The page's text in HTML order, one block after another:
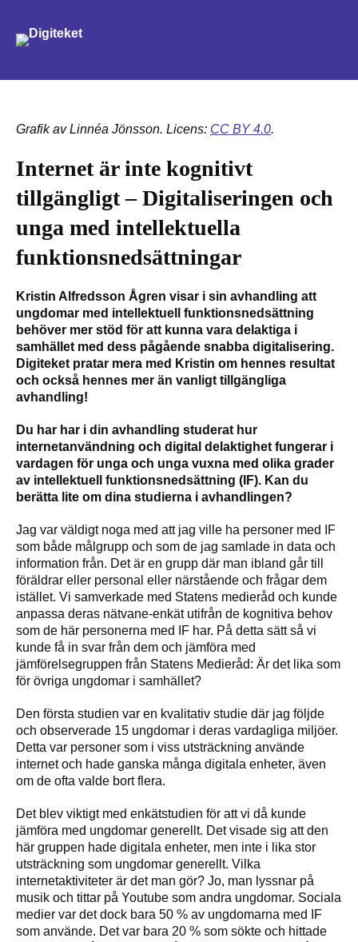
Grafik av Linnéa Jönsson. Licens: CC BY 4.0.
Internet är inte kognitivt
tillgängligt – Digitaliseringen och
unga med intellektuella
funktionsnedsättningar
Kristin Alfredsson Ågren visar i sin avhandling att
ungdomar med intellektuell funktionsnedsättning
behöver mer stöd för att kunna vara delaktiga i
samhället med dess pågående snabba digitalisering.
Digiteket pratar mera med Kristin om hennes resultat
och också hennes mer än vanligt tillgängliga
avhandling!
Du har har i din avhandling studerat hur
internetanvändning och digital delaktighet fungerar i
vardagen för unga och unga vuxna med olika grader
av intellektuell funktionsnedsättning (IF). Kan du
berätta lite om dina studierna i avhandlingen?
Jag var väldigt noga med att jag ville ha personer med IF
som både målgrupp och som de jag samlade in data och
information från. Det är en grupp där man ibland går till
föräldrar eller personal eller närstående och frågar dem
istället. Vi samverkade med Statens medieråd och kunde
anpassa deras nätvane-enkät utifrån de kognitiva behov
som de här personerna med IF har. På detta sätt så vi
kunde få in svar från dem och jämföra med
jämförelsegruppen från Statens Medieråd: Är det lika som
för övriga ungdomar i samhället?
Den första studien var en kvalitativ studie där jag följde
och observerade 15 ungdomar i deras vardagliga miljöer.
Detta var personer som i viss utsträckning använde
internet och hade ganska många digitala enheter, även
om de ofta valde bort flera.
Det blev viktigt med enkätstudien för att vi då kunde
jämföra med ungdomar generellt. Det visade sig att den
här gruppen hade digitala enheter, men inte i lika stor
utsträckning som ungdomar generellt. Vilka
internetaktiviteter är det man gör? Jo, man lyssnar på
musik och tittar på Youtube som andra ungdomar. Sociala
medier var det dock bara 50 % av ungdomarna med IF
som använde. Det var bara 20 % som sökte och hittade